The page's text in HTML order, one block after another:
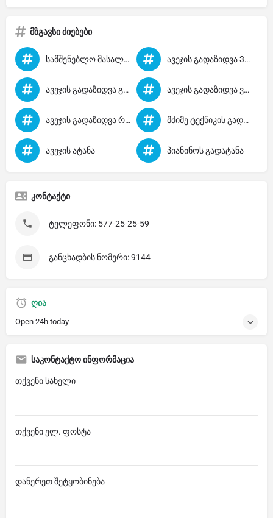
მზგავსი ძიებები
სამშენებლო მასალების გადაზიდვა ავეჯის გადაზიდვა 30 ლარი
ავეჯის გადაზიდვა გლდანში ავეჯის გადაზიდვა ვარკეთილში
ავეჯის გადაზიდვა რუსთავი მძიმე ტექნიკის გადაზიდვა
ავეჯის ატანა პიანინოს გადატანა
კონტაქტი
ტელეფონი: 577-25-25-59
განცხადბის ნომერი: 9144
ღია
Open 24h today
საკონტაქტო ინფორმაცია
თქვენი სახელი
თქვენი ელ. ფოსტა
დაწერეთ შეტყობინება